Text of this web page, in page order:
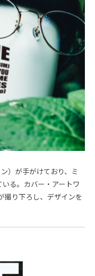
）が手がけており、ミ
る。カバー・アートワ
撮り下ろし、デザインを